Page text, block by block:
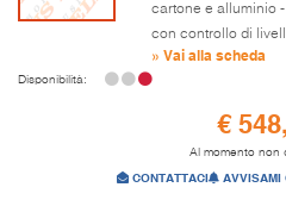
cartone e alluminio
con controllo di
» Vai alla scheda
Disponibilità:
€
Al momento non
CONTATTACI AVVISAMI